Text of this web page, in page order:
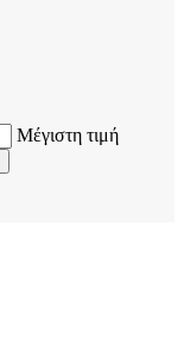
Μέγιστη τιμή